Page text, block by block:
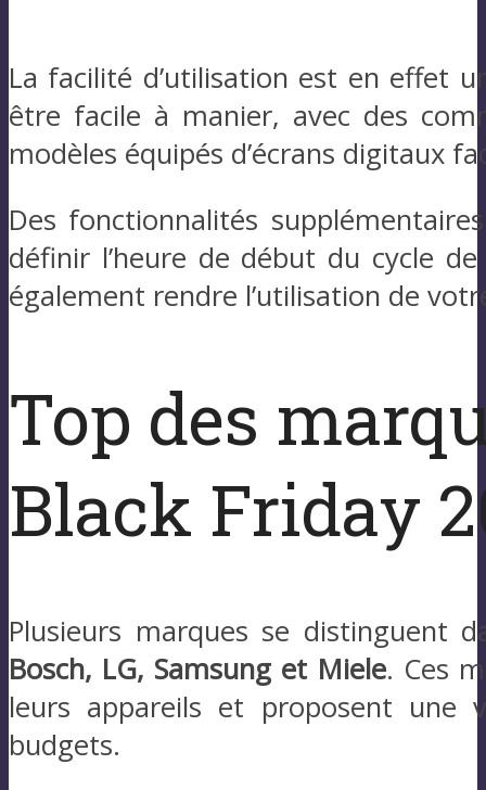
La facilité d’utilisation est en effet
être facile à manier, avec des
modèles équipés d’écrans digitaux
Des fonctionnalités
définir l’heure de début du cycle
également rendre l’utilisation de
Top des
Black Friday
Plusieurs marques se distinguent
Bosch, LG, Samsung et Miele. Ces
leurs appareils et proposent une
budgets.